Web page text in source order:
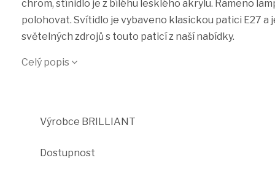
chrom, stínidlo je z bíléhu lesklého akrylu. Rameno
polohovat. Svítidlo je vybaveno klasickou patici E27 a
světelných zdrojů s touto paticí z naší nabídky.
Celý popis
Výrobce BRILLIANT
Dostupnost